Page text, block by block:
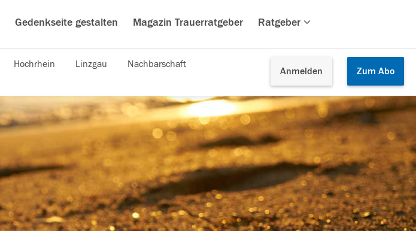
Gedenkseite gestalten Magazin Trauerratgeber Ratgeber
Anmelden Zum Abo
Hochrhein Linzgau Nachbarschaft